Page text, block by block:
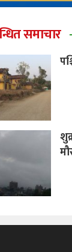
समाचार